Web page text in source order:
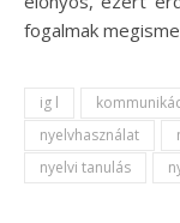
fogalmak
ig l
nyelvhasználat
nyelvi tanulás